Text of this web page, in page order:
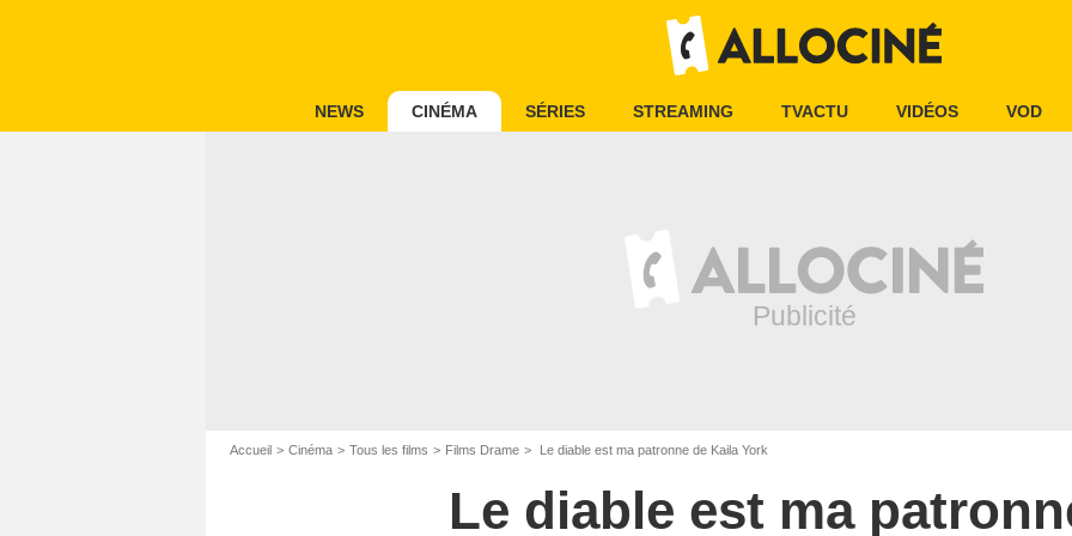
NEWS CINÉMA SÉRIES STREAMING TVACTU VIDÉOS VOD
Accueil Cinéma Tous les films Films Drame Le diable est ma patronne de Kaila York
Le diable est ma